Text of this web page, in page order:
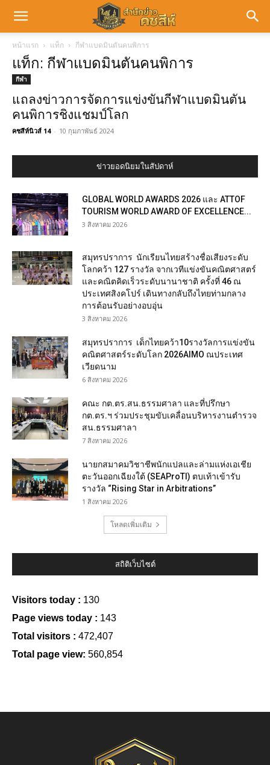
หน้าแรก แท็ก กีฬาแบดมินตันคนพิการ
แท็ก: กีฬาแบดมินตันคนพิการ
กีฬา
แถลงข่าวการจัดการแข่งขันกีฬาแบดมินตัน
คนพิการชิงแชมป์โลก
คชสีห์นิวส์ 14 - 10 กุมภาพันธ์ 2024
ข่าวยอดนิยมในสัปดาห์
GLOBAL WORLD AWARDS 2026 และ ATTOF
TOURISM WORLD AWARD OF EXCELLENCE...
3 สิงหาคม 2026
สมุทรปราการ นักเรียนไทยสร้างชื่อเสียงระดับ
โลกคว้า 127 รางวัล จากเวทีแข่งขันคณิตศาสตร์
และคณิตคิดเร็วระดับนานาชาติ ครั้งที่ 46 ณ
ประเทศสิงคโปร์ เดินทางกลับถึงไทยท่ามกลาง
การต้อนรับอย่างอบอุ่น
3 สิงหาคม 2026
สมุทรปราการ เด็กไทยคว้า10รางวัลการแข่งขัน
คณิตศาสตร์ระดับโลก 2026AIMO ณประเทศ
เวียดนาม
6 สิงหาคม 2026
คณะ กต.ตร.สน.ธรรมศาลา และที่ปรึกษา
กต.ตร.ฯ ร่วมประชุมขับเคลื่อนบริหารงานตำรวจ
สน.ธรรมศาลา
7 สิงหาคม 2026
นายกสมาคมวิชาชีพนักแปลและล่ามแห่งเอเชีย
ตะวันออกเฉียงใต้ (SEAProTI) ตบเท้าเข้ารับ
รางวัล “Rising Star in Arbitrations”
1 สิงหาคม 2026
โหลดเพิ่มเติม
สถิติเว็บไซต์
Visitors today : 130
Page views today : 143
Total visitors : 472,407
Total page view: 560,854